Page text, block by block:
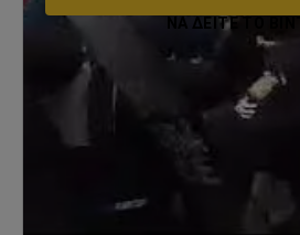
ΝΑ ΔΕΊΤΕ ΤΟ